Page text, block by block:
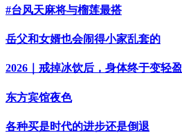
#台风天麻将与榴莲最搭
岳父和女婿也会闹得小家乱套的
2026｜戒掉冰饮后，身体终于变轻盈
东方宾馆夜色
各种买是时代的进步还是倒退